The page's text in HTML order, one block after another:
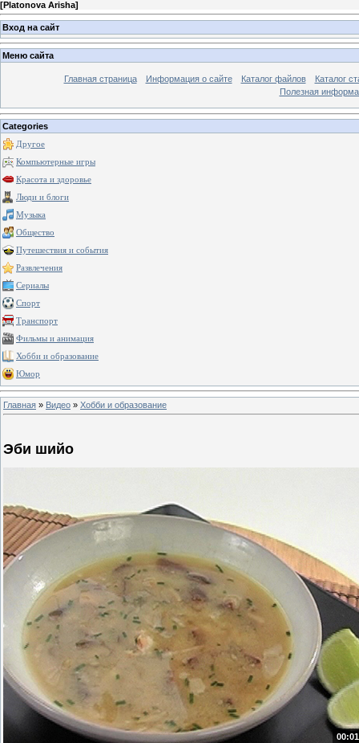
[Platonova Arisha]
Вход на сайт
Меню сайта
Главная страница Информация о сайте Каталог файлов
Каталог
Полезная
Categories
Другое
Компьютерные игры
Красота и здоровье
Люди и блоги
Музыка
Общество
Путешествия и события
Развлечения
Сериалы
Спорт
Транспорт
Фильмы и анимация
Хобби и образование
Юмор
Главная » Видео » Хобби и образование
Эби шийо